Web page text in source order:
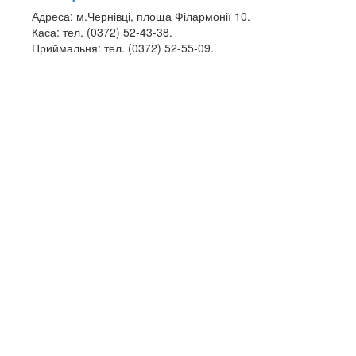
Адреса: м.Чернівці, площа Філармонії 10.
Каса: тел. (0372) 52-43-38.
Приймальня: тел. (0372) 52-55-09.